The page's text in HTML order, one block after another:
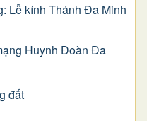
Lễ kính Thánh Đa Minh
Huynh Đoàn Đa
đất